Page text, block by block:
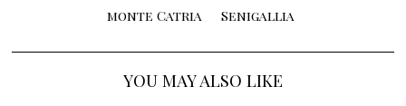
monte Catria Senigallia
YOU MAY ALSO LIKE